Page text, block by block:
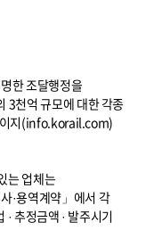
한 조달행정을
3천억 규모에 대한 각종
이지(info.korail.com)
는 업체는
·용역계약」에서 각
· 추정금액 · 발주시기